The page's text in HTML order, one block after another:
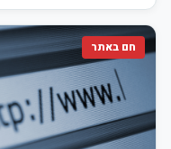
חם באתר